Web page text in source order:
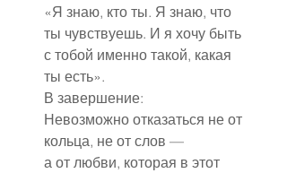
«Я знаю, кто ты. Я знаю, что
ты чувствуешь. И я хочу быть
с тобой именно такой, какая
ты есть».
В завершение:
Невозможно отказаться не от
кольца, не от слов —
а от любви, которая в этот